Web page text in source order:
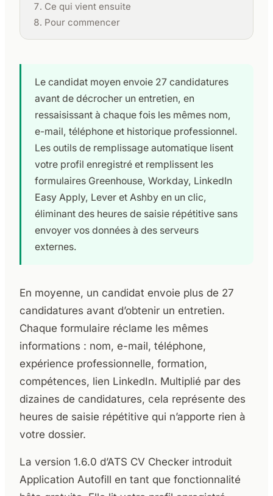
Ce qui vient ensuite
Pour commencer
Le candidat moyen envoie 27 candidatures
avant de décrocher un entretien, en
ressaisissant à chaque fois les mêmes nom,
e-mail, téléphone et historique professionnel.
Les outils de remplissage automatique lisent
votre profil enregistré et remplissent les
formulaires Greenhouse, Workday, LinkedIn
Easy Apply, Lever et Ashby en un clic,
éliminant des heures de saisie répétitive sans
envoyer vos données à des serveurs
externes.
En moyenne, un candidat envoie plus de 27
candidatures avant d’obtenir un entretien.
Chaque formulaire réclame les mêmes
informations : nom, e-mail, téléphone,
expérience professionnelle, formation,
compétences, lien LinkedIn. Multiplié par des
dizaines de candidatures, cela représente des
heures de saisie répétitive qui n’apporte rien à
votre dossier.
La version 1.6.0 d’ATS CV Checker introduit
Application Autofill en tant que fonctionnalité